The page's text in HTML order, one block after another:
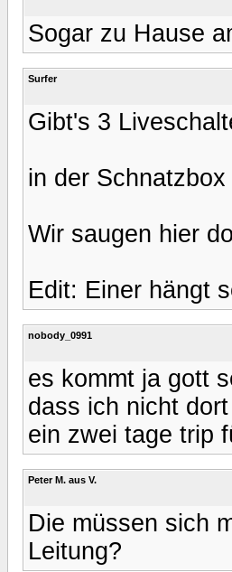
Sogar zu Hause
Surfer
Gibt's 3
in der
Wir saugen hier
Edit: Einer hängt
nobody_0991
es kommt ja gott
dass ich nicht
ein zwei tage trip
Peter M. aus V.
Die müssen sich
Leitung?